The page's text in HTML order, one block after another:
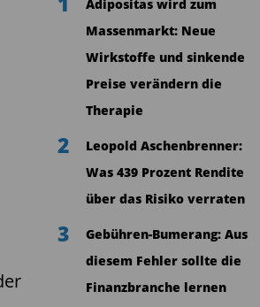
Adipositas wird zum
Massenmarkt: Neue
Wirkstoffe und sinkende
Preise verändern die
Therapie
2
Leopold Aschenbrenner:
Was 439 Prozent Rendite
über das Risiko verraten
3
Gebühren-Bumerang: Aus
diesem Fehler sollte die
Finanzbranche lernen